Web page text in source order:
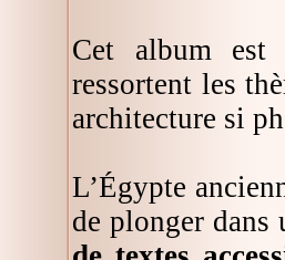
Cet album
ressortent les
architecture si
L’Égypte
de plonger